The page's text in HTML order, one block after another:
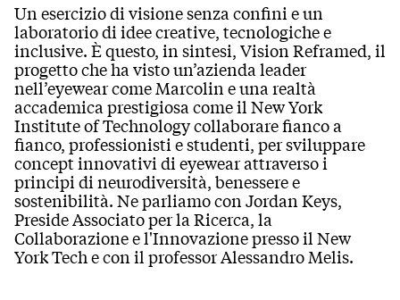
Un esercizio di visione senza confini e un
laboratorio di idee creative, tecnologiche e
inclusive. È questo, in sintesi, Vision Reframed, il
progetto che ha visto un’azienda leader
nell’eyewear come Marcolin e una realtà
accademica prestigiosa come il New York
Institute of Technology collaborare fianco a
fianco, professionisti e studenti, per sviluppare
concept innovativi di eyewear attraverso i
principi di neurodiversità, benessere e
sostenibilità. Ne parliamo con Jordan Keys,
Preside Associato per la Ricerca, la
Collaborazione e l'Innovazione presso il New
York Tech e con il professor Alessandro Melis.